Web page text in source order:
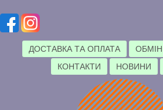
ДОСТАВКА ТА ОПЛАТА
КОНТАКТИ
НОВИНИ